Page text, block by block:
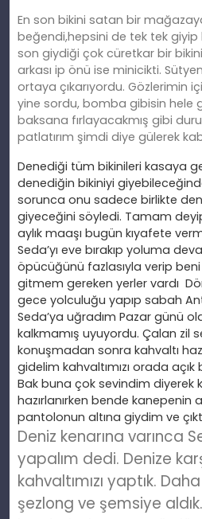
En son bikini satan bir
beğendi,hepsini de tek tek giyip
son giydiği çok cüretkar bir
arkası ip önü ise minicikti.
ortaya çıkarıyordu. Gözlerimin
yine sordu, bomba gibisin hele
baksana fırlayacakmış gibi
patlatırım şimdi diye gülerek
Denediği tüm bikinileri kasaya
denediğin bikiniyi
sorunca onu sadece birlikte
giyeceğini söyledi. Tamam
aylık maaşı bugün kıyafete
Seda’yı eve bırakıp yoluma
öpücüğünü fazlasıyla verip
gitmem gereken yerler vardı
gece yolculuğu yapıp sabah
Seda’ya uğradım Pazar günü
kalkmamış uyuyordu. Çalan zil
konuşmadan sonra kahvaltı
gidelim kahvaltımızı orada
Bak buna çok sevindim diyerek
hazırlanırken bende kanepenin
pantolonun altına giydim ve
Deniz kenarına varınca
yapalım dedi. Denize
kahvaltımızı yaptık.
şezlong ve şemsiye